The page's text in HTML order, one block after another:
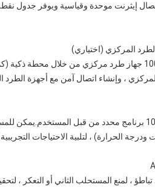
إيثرنت موحدة وقياسية ويوفر جدول
يمكنه مراقبة 1 إلى 100 جهاز طرد مركزي من
، وإنشاء اتصال آمن مع أجهزة
الحرارة) ، لتلبية الاحتياجات التجريبية